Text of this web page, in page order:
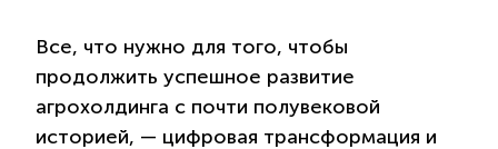
Все, что нужно для того, чтобы
продолжить успешное развитие
агрохолдинга с почти полувековой
историей, — цифровая трансформация и